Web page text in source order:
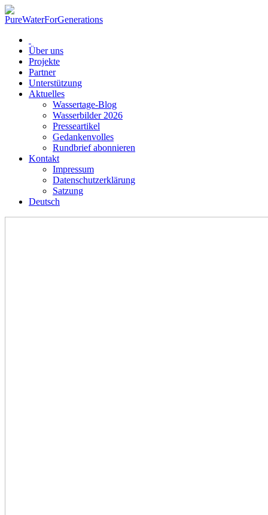
Über uns
Projekte
Partner
Unterstützung
Aktuelles
Wassertage-Blog
Wasserbilder 2026
Presseartikel
Gedankenvolles
Rundbrief abonnieren
Kontakt
Impressum
Datenschutzerklärung
Satzung
Deutsch